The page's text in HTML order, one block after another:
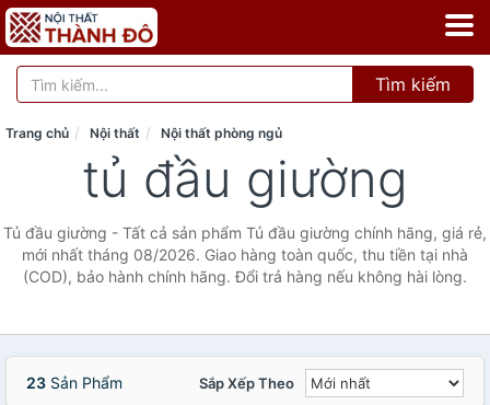
Tìm kiếm
Trang chủ Nội thất Nội thất phòng ngủ
tủ đầu giường
Tủ đầu giường - Tất cả sản phẩm Tủ đầu giường chính hãng, giá rẻ,
mới nhất tháng 08/2026. Giao hàng toàn quốc, thu tiền tại nhà
(COD), bảo hành chính hãng. Đổi trả hàng nếu không hài lòng.
23 Sản Phẩm Sắp Xếp Theo